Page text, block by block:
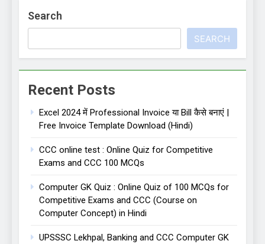
Search
SEARCH
Recent Posts
Excel 2024 में Professional Invoice या Bill कैसे बनाएं |
Free Invoice Template Download (Hindi)
CCC online test : Online Quiz for Competitive
Exams and CCC 100 MCQs
Computer GK Quiz : Online Quiz of 100 MCQs for
Competitive Exams and CCC (Course on
Computer Concept) in Hindi
UPSSSC Lekhpal, Banking and CCC Computer GK